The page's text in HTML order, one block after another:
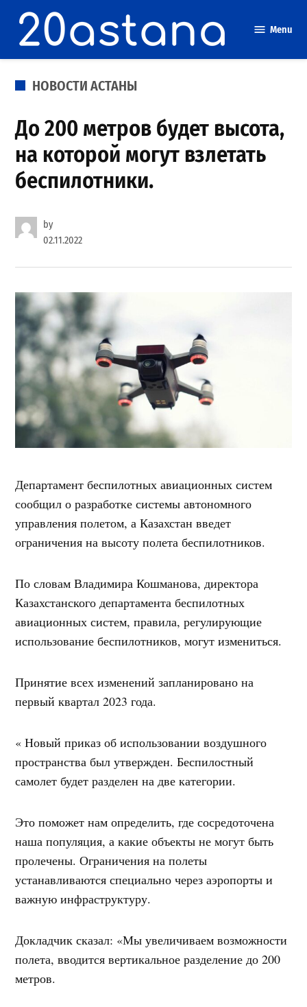
content
Menu
POSTED
НОВОСТИ АСТАНЫ
До 200 метров будет высота,
на которой могут взлетать
беспилотники.
by
02.11.2022
Департамент беспилотных авиационных систем
сообщил о разработке системы автономного
управления полетом, а Казахстан введет
ограничения на высоту полета беспилотников.
По словам Владимира Кошманова, директора
Казахстанского департамента беспилотных
авиационных систем, правила, регулирующие
использование беспилотников, могут измениться.
Принятие всех изменений запланировано на
первый квартал 2023 года.
« Новый приказ об использовании воздушного
пространства был утвержден. Беспилостный
самолет будет разделен на две категории.
Это поможет нам определить, где сосредоточена
наша популяция, а какие объекты не могут быть
пролечены. Ограничения на полеты
устанавливаются специально через аэропорты и
важную инфраструктуру.
Докладчик сказал: «Мы увеличиваем возможности
полета, вводится вертикальное разделение до 200
метров.